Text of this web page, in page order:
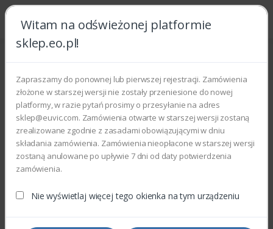
Witam na odświeżonej platformie
sklep.eo.pl!
Zapraszamy do ponownej lub pierwszej rejestracji. Zamówienia
złożone w starszej wersji nie zostały przeniesione do nowej
platformy, w razie pytań prosimy o przesyłanie na adres
sklep@euvic.com. Zamówienia otwarte w starszej wersji zostaną
zrealizowane zgodnie z zasadami obowiązującymi w dniu
składania zamówienia. Zamówienia nieopłacone w starszej wersji
zostaną anulowane po upływie 7 dni od daty potwierdzenia
zamówienia.
Nie wyświetlaj więcej tego okienka na tym urządzeniu
Strona główna Części zamienne